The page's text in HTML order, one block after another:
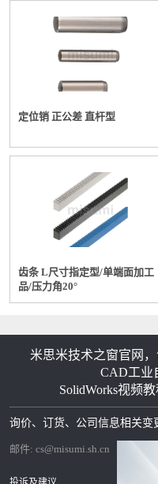
定位销 正公差 直杆型
齿条 L尺寸指定型/单端面加工
品/压力角20°
米思米技术之窗官网
CAD工业
SolidWorks视频
询价、订货、公司信息相关变
邮件: cs@misumi.sh.cn